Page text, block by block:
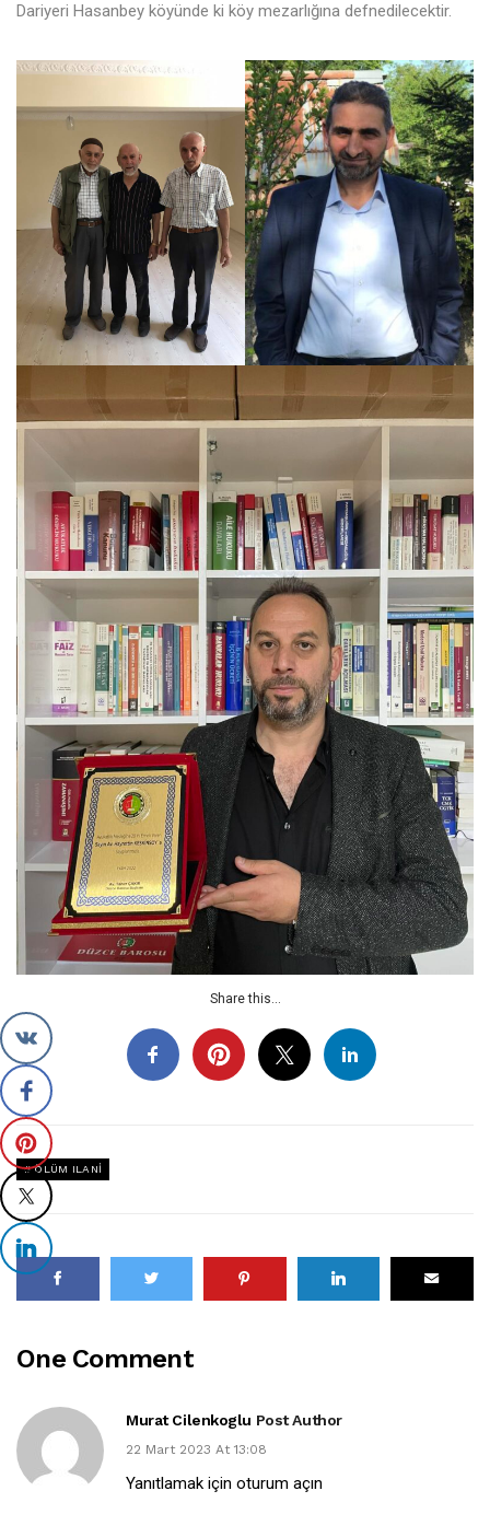
Dariyeri Hasanbey köyünde ki köy mezarlığına defnedilecektir.
Share this...
ÖLÜM ILANI
One Comment
Murat Cilenkoglu Post Author
22 Mart 2023 At 13:08
Yanıtlamak için oturum açın